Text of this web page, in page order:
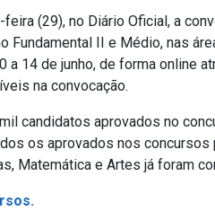
(29), no Diário Oficial, a
Fundamental II e Médio, nas
14 de junho, de forma online
na convocação.
candidatos aprovados no
os aprovados nos
Matemática e Artes já foram